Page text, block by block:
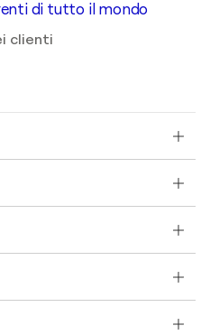
di tutto il mondo
clienti
commerciale